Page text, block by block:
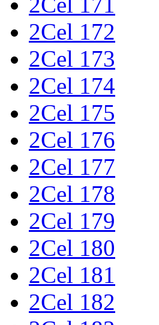
2Cel 172
2Cel 173
2Cel 174
2Cel 175
2Cel 176
2Cel 177
2Cel 178
2Cel 179
2Cel 180
2Cel 181
2Cel 182